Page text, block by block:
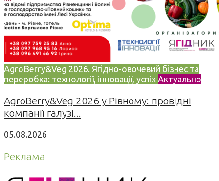
AgroBerry&Veg 2026. Ягідно-овочевий бізнес та
переробка: технології, інновації, успіх Актуально
AgroBerry&Veg 2026 у Рівному: провідні
компанії галузі...
05.08.2026
Реклама